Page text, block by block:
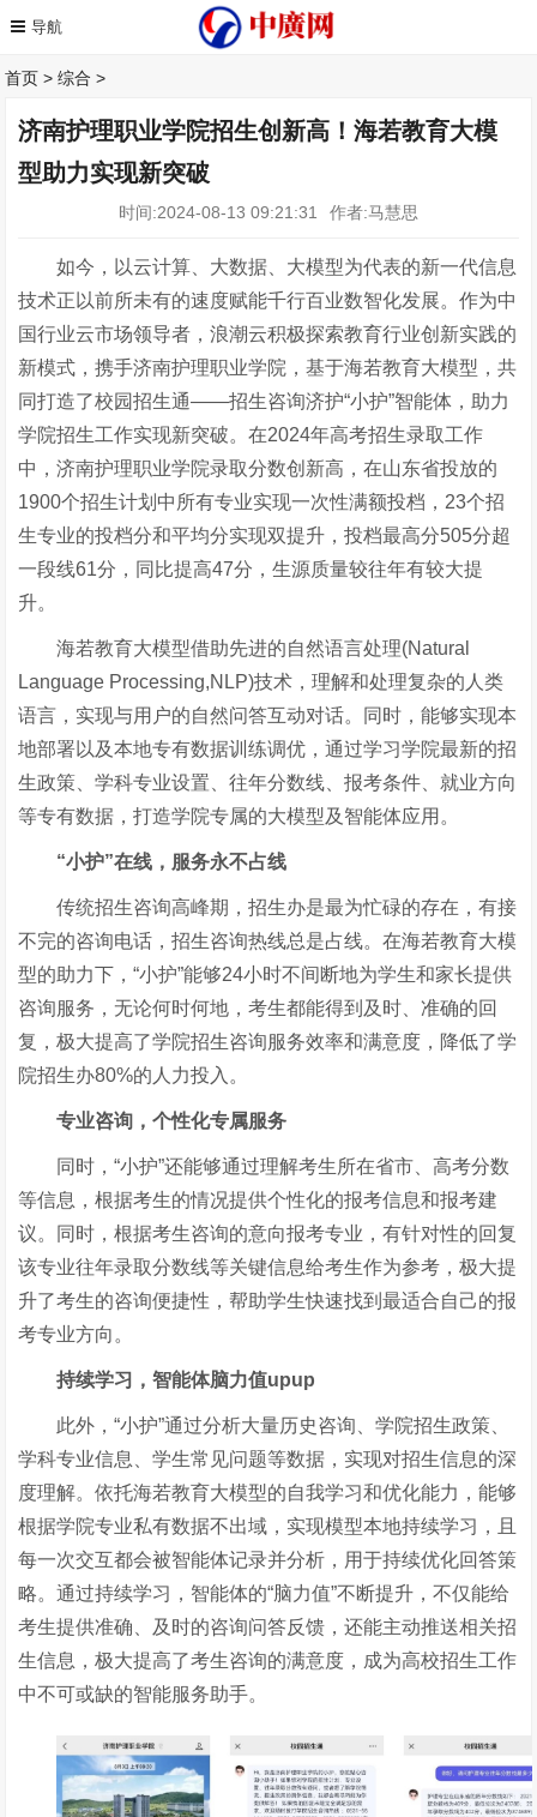
首页 >综合 >
济南护理职业学院招生创新高！海若教育大模
型助力实现新突破
时间:2024-08-13 09:21:31 作者:马慧思
如今，以云计算、大数据、大模型为代表的新一代信息
技术正以前所未有的速度赋能千行百业数智化发展。作为中
国行业云市场领导者，浪潮云积极探索教育行业创新实践的
新模式，携手济南护理职业学院，基于海若教育大模型，共
同打造了校园招生通——招生咨询济护“小护”智能体，助力
学院招生工作实现新突破。在2024年高考招生录取工作
中，济南护理职业学院录取分数创新高，在山东省投放的
1900个招生计划中所有专业实现一次性满额投档，23个招
生专业的投档分和平均分实现双提升，投档最高分505分超
一段线61分，同比提高47分，生源质量较往年有较大提
升。
海若教育大模型借助先进的自然语言处理(Natural
Language Processing,NLP)技术，理解和处理复杂的人类
语言，实现与用户的自然问答互动对话。同时，能够实现本
地部署以及本地专有数据训练调优，通过学习学院最新的招
生政策、学科专业设置、往年分数线、报考条件、就业方向
等专有数据，打造学院专属的大模型及智能体应用。
“小护”在线，服务永不占线
传统招生咨询高峰期，招生办是最为忙碌的存在，有接
不完的咨询电话，招生咨询热线总是占线。在海若教育大模
型的助力下，“小护”能够24小时不间断地为学生和家长提供
咨询服务，无论何时何地，考生都能得到及时、准确的回
复，极大提高了学院招生咨询服务效率和满意度，降低了学
院招生办80%的人力投入。
专业咨询，个性化专属服务
同时，“小护”还能够通过理解考生所在省市、高考分数
等信息，根据考生的情况提供个性化的报考信息和报考建
议。同时，根据考生咨询的意向报考专业，有针对性的回复
该专业往年录取分数线等关键信息给考生作为参考，极大提
升了考生的咨询便捷性，帮助学生快速找到最适合自己的报
考专业方向。
持续学习，智能体脑力值upup
此外，“小护”通过分析大量历史咨询、学院招生政策、
学科专业信息、学生常见问题等数据，实现对招生信息的深
度理解。依托海若教育大模型的自我学习和优化能力，能够
根据学院专业私有数据不出域，实现模型本地持续学习，且
每一次交互都会被智能体记录并分析，用于持续优化回答策
略。通过持续学习，智能体的“脑力值”不断提升，不仅能给
考生提供准确、及时的咨询问答反馈，还能主动推送相关招
生信息，极大提高了考生咨询的满意度，成为高校招生工作
中不可或缺的智能服务助手。